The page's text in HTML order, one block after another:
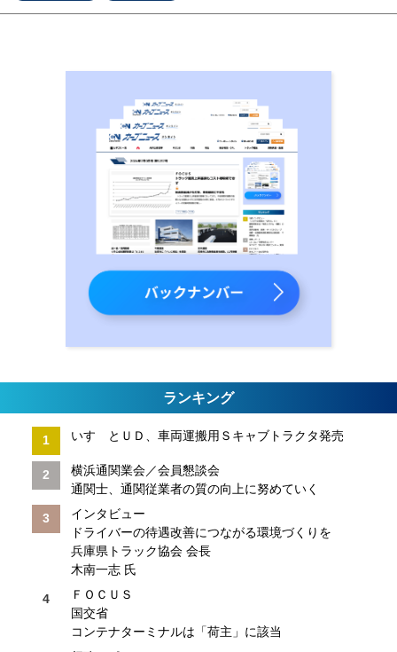
ランキング
いすゞとＵＤ、車両運搬用Ｓキャブトラクタ発売
横浜通関業会／会員懇談会
通関士、通関従業者の質の向上に努めていく
インタビュー
ドライバーの待遇改善につながる環境づくりを
兵庫県トラック協会 会長
木南一志 氏
ＦＯＣＵＳ
国交省
コンテナターミナルは「荷主」に該当